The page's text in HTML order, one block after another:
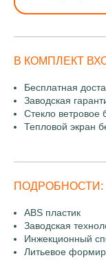
В КОМПЛЕКТ
Бесплатная
Заводская
Стекло ветровое
Тепловой экран
ПОДРОБНОСТИ:
ABS пластик
Заводская
Инжекционный
Литьевое